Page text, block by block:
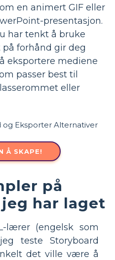
en animert GIF eller
presentasjon.
har tenkt å bruke
forhånd gir deg
eksportere mediene
passer best til
eller
Å SKAPE!
på
har laget
lærer (engelsk som
teste Storyboard
det ville være å